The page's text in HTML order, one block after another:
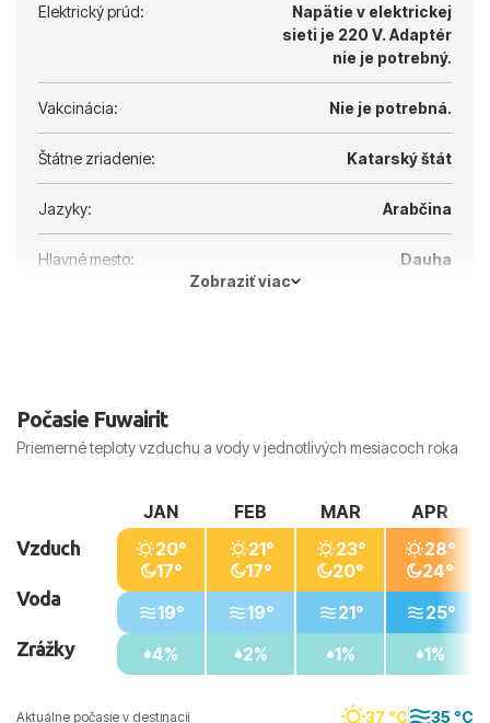
Elektrický prúd:
Napätie v elektrickej
sieti je 220 V. Adaptér
nie je potrebný.
Vakcinácia: Nie je potrebná.
Štátne zriadenie: Katarský štát
Jazyky: Arabčina
Hlavné mesto:
Dauha
Zobraziť viac
Počasie Fuwairit
Priemerné teploty vzduchu a vody v jednotlivých mesiacoch roka
Aktuálne počasie v destinacii 37 °C 35 °C
Vzduch
Voda
Zrážky
JAN
20°
17°
19°
4%
FEB
21°
17°
19°
2%
MAR
23°
20°
21°
1%
APR
28°
24°
25°
1%